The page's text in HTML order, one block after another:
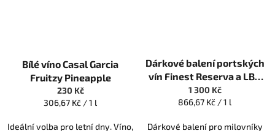
hodnocení
produktu
je
5,0
5
Bílé víno Casal Garcia
Fruitzy Pineapple
230 Kč
Měrná
306,67 Kč / 1 l
Ideální volba pro letní dny. Víno,
Dárkové balení portských
vín Finest Reserva a LBV
2015 (2ks) 0,75 l
1 300 Kč
Měrná
866,67 Kč / 1 l
Dárkové balení pro milovníky